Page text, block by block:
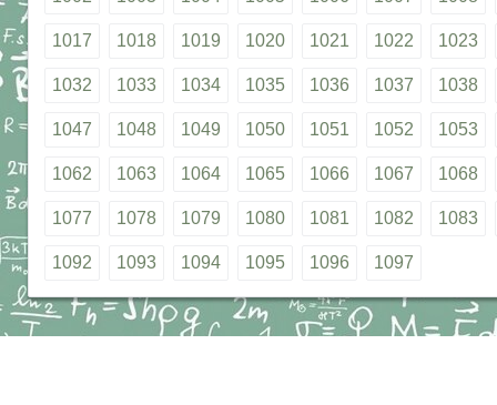
1017 1018 1019 1020 1021 1022 1023
1032 1033 1034 1035 1036 1037 1038
1047 1048 1049 1050 1051 1052 1053
1062 1063 1064 1065 1066 1067 1068
1077 1078 1079 1080 1081 1082 1083
1092 1093 1094 1095 1096 1097